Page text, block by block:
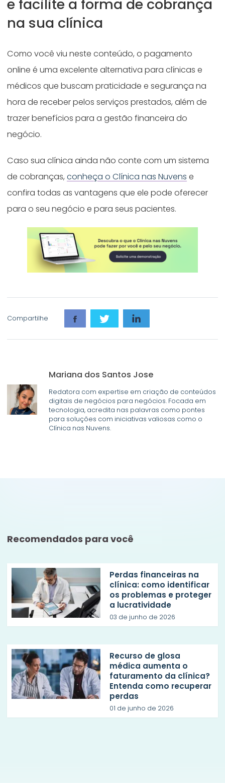
e facilite a forma de cobrança
na sua clínica
Como você viu neste conteúdo, o pagamento
online é uma excelente alternativa para clínicas e
médicos que buscam praticidade e segurança na
hora de receber pelos serviços prestados, além de
trazer benefícios para a gestão financeira do
negócio.
Caso sua clínica ainda não conte com um sistema
de cobranças,conheça o Clínica nas Nuvens e
confira todas as vantagens que ele pode oferecer
para o seu negócio e para seus pacientes.
Compartilhe
Mariana dos Santos Jose
Redatora com expertise em criação de conteúdos
digitais de negócios para negócios. Focada em
tecnologia, acredita nas palavras como pontes
para soluções com iniciativas valiosas como o
Clínica nas Nuvens.
Recomendados para você
Perdas financeiras na
clínica: como identificar
os problemas e proteger
a lucratividade
03 de junho de 2026
Recurso de glosa
médica aumenta o
faturamento da clínica?
Entenda como recuperar
perdas
01 de junho de 2026